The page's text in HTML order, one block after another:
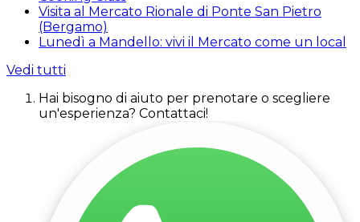
Visita al Mercato Rionale di Ponte San Pietro
(Bergamo)
Lunedì a Mandello: vivi il Mercato come un local
Vedi tutti
Hai bisogno di aiuto per prenotare o scegliere
un'esperienza? Contattaci!